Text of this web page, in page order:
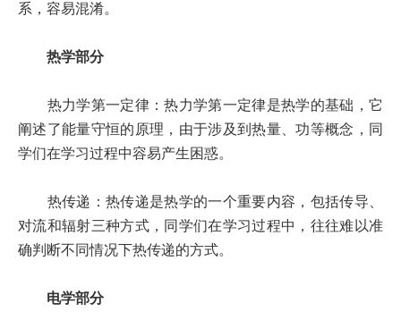
系，容易混淆。
热学部分
热力学第一定律：热力学第一定律是热学的基础，它
阐述了能量守恒的原理，由于涉及到热量、功等概念，同
学们在学习过程中容易产生困惑。
热传递：热传递是热学的一个重要内容，包括传导、
对流和辐射三种方式，同学们在学习过程中，往往难以准
确判断不同情况下热传递的方式。
电学部分